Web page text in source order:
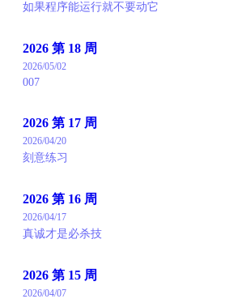
如果程序能运行就不要动它
2026 第 18 周
2026/05/02
007
2026 第 17 周
2026/04/20
刻意练习
2026 第 16 周
2026/04/17
真诚才是必杀技
2026 第 15 周
2026/04/07